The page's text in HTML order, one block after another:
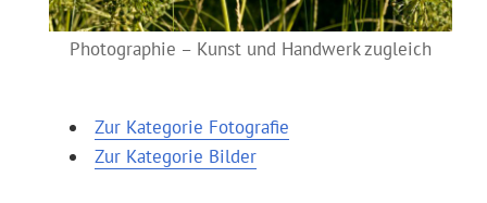
Photographie – Kunst und Handwerk zugleich
Zur Kategorie Fotografie
Zur Kategorie Bilder